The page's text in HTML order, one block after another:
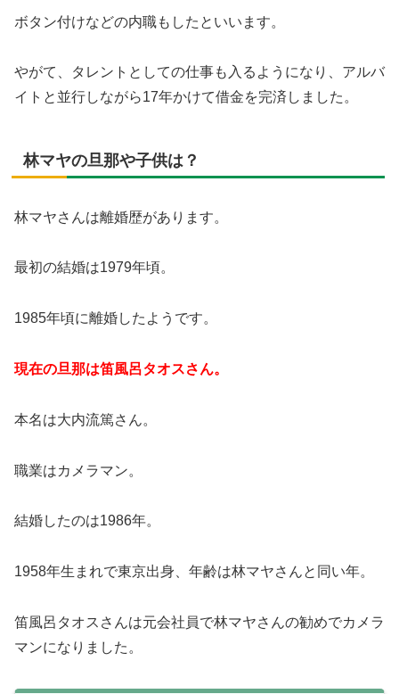
ボタン付けなどの内職もしたといいます。
やがて、タレントとしての仕事も入るようになり、アルバ
イトと並行しながら17年かけて借金を完済しました。
林マヤの旦那や子供は？
林マヤさんは離婚歴があります。
最初の結婚は1979年頃。
1985年頃に離婚したようです。
現在の旦那は笛風呂タオスさん。
本名は大内流篤さん。
職業はカメラマン。
結婚したのは1986年。
1958年生まれで東京出身、年齢は林マヤさんと同い年。
笛風呂タオスさんは元会社員で林マヤさんの勧めでカメラ
マンになりました。